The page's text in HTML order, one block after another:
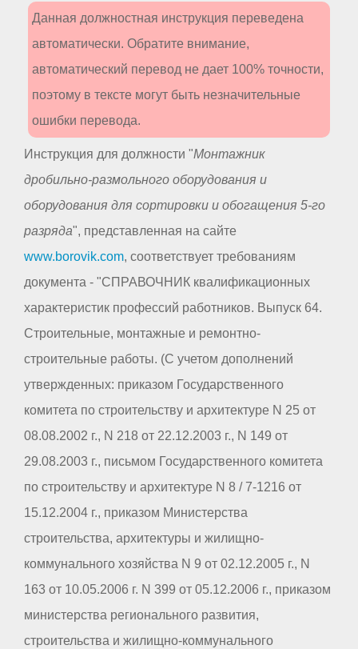
Данная должностная инструкция переведена
автоматически. Обратите внимание,
автоматический перевод не дает 100% точности,
поэтому в тексте могут быть незначительные
ошибки перевода.
Инструкция для должности "Монтажник
дробильно-размольного оборудования и
оборудования для сортировки и обогащения 5-го
разряда", представленная на сайте
www.borovik.com, соответствует требованиям
документа - "СПРАВОЧНИК квалификационных
характеристик профессий работников. Выпуск 64.
Строительные, монтажные и ремонтно-
строительные работы. (С учетом дополнений
утвержденных: приказом Государственного
комитета по строительству и архитектуре N 25 от
08.08.2002 г., N 218 от 22.12.2003 г., N 149 от
29.08.2003 г., письмом Государственного комитета
по строительству и архитектуре N 8 / 7-1216 от
15.12.2004 г., приказом Министерства
строительства, архитектуры и жилищно-
коммунального хозяйства N 9 от 02.12.2005 г., N
163 от 10.05.2006 г. N 399 от 05.12.2006 г., приказом
министерства регионального развития,
строительства и жилищно-коммунального